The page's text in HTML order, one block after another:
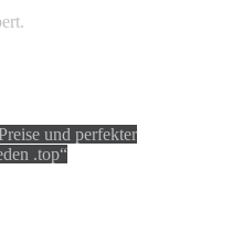
und perfekter
.top